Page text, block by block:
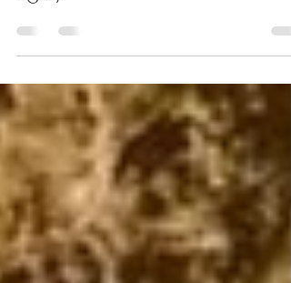
நகரத்தில் ஒரு வருடம் தங்கியிருந்தேன்
வருடம்).